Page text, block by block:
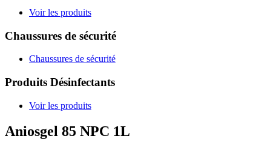
Voir les produits
Chaussures de sécurité
Chaussures de sécurité
Produits Désinfectants
Voir les produits
Aniosgel 85 NPC 1L